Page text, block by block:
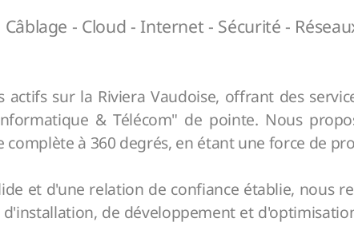
Câblage - Cloud - Internet - Sécurité -
actifs sur la Riviera Vaudoise, offrant des
& Télécom" de pointe. Nous
complète à 360 degrés, en étant une force de
et d'une relation de confiance établie, nous
de développement et